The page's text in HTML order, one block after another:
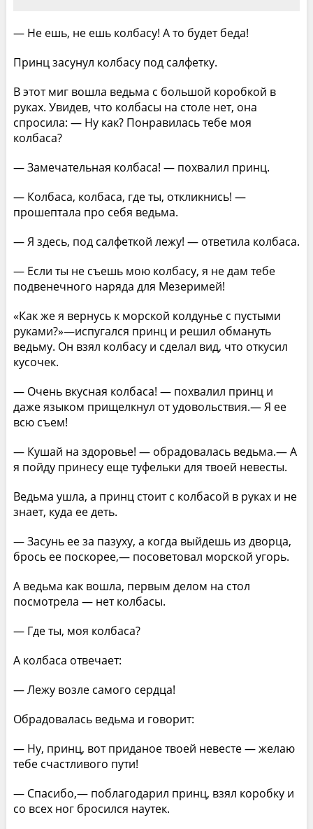
— Не ешь, не ешь колбасу! А то будет беда!
Принц засунул колбасу под салфетку.
В этот миг вошла ведьма с большой коробкой в
руках. Увидев, что колбасы на столе нет, она
спросила: — Ну как? Понравилась тебе моя
колбаса?
— Замечательная колбаса! — похвалил принц.
— Колбаса, колбаса, где ты, откликнись! —
прошептала про себя ведьма.
— Я здесь, под салфеткой лежу! — ответила колбаса.
— Если ты не съешь мою колбасу, я не дам тебе
подвенечного наряда для Мезеримей!
«Как же я вернусь к морской колдунье с пустыми
руками?»—испугался принц и решил обмануть
ведьму. Он взял колбасу и сделал вид, что откусил
кусочек.
— Очень вкусная колбаса! — похвалил принц и
даже языком прищелкнул от удовольствия.— Я ее
всю съем!
— Кушай на здоровье! — обрадовалась ведьма.— А
я пойду принесу еще туфельки для твоей невесты.
Ведьма ушла, а принц стоит с колбасой в руках и не
знает, куда ее деть.
— Засунь ее за пазуху, а когда выйдешь из дворца,
брось ее поскорее,— посоветовал морской угорь.
А ведьма как вошла, первым делом на стол
посмотрела — нет колбасы.
— Где ты, моя колбаса?
А колбаса отвечает:
— Лежу возле самого сердца!
Обрадовалась ведьма и говорит:
— Ну, принц, вот приданое твоей невесте — желаю
тебе счастливого пути!
— Спасибо,— поблагодарил принц, взял коробку и
со всех ног бросился наутек.